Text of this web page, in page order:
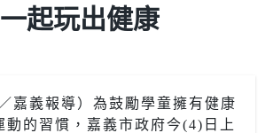
一起玩出健康
嘉義報導）為鼓勵學童擁有健康
動的習慣，嘉義市政府今(4)日上